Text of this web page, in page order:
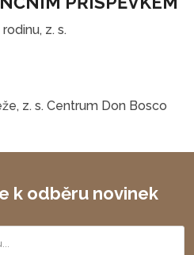
z. s.
z. s. Centrum Don Bosco
k odběru novinek